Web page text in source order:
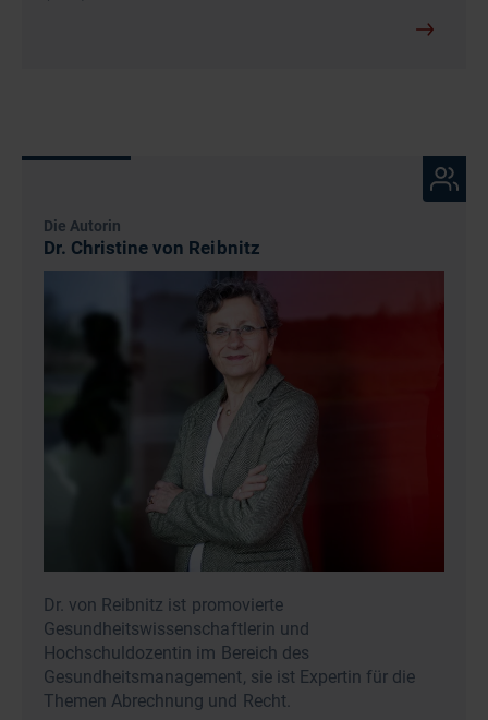
Die Autorin
Dr. Christine von Reibnitz
Dr. von Reibnitz ist promovierte
Gesundheitswissenschaftlerin und
Hochschuldozentin im Bereich des
Gesundheitsmanagement, sie ist Expertin für die
Themen Abrechnung und Recht.